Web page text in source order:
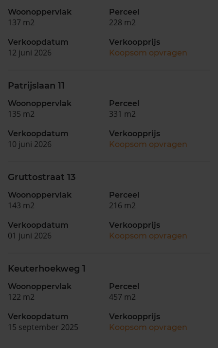
Woonoppervlak
137 m2
Perceel
228 m2
Verkoopdatum
12 juni 2026
Verkoopprijs
Koopsom opvragen
Patrijslaan 11
Woonoppervlak
135 m2
Perceel
331 m2
Verkoopdatum
10 juni 2026
Verkoopprijs
Koopsom opvragen
Gruttostraat 13
Woonoppervlak
143 m2
Perceel
216 m2
Verkoopdatum
01 juni 2026
Verkoopprijs
Koopsom opvragen
Keuterhoekweg 1
Woonoppervlak
122 m2
Perceel
457 m2
Verkoopdatum
15 september 2025
Verkoopprijs
Koopsom opvragen